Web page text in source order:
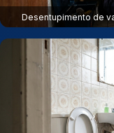
Desentupimento de